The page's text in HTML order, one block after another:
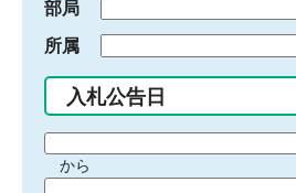
部局
所属
入札公告日
間から